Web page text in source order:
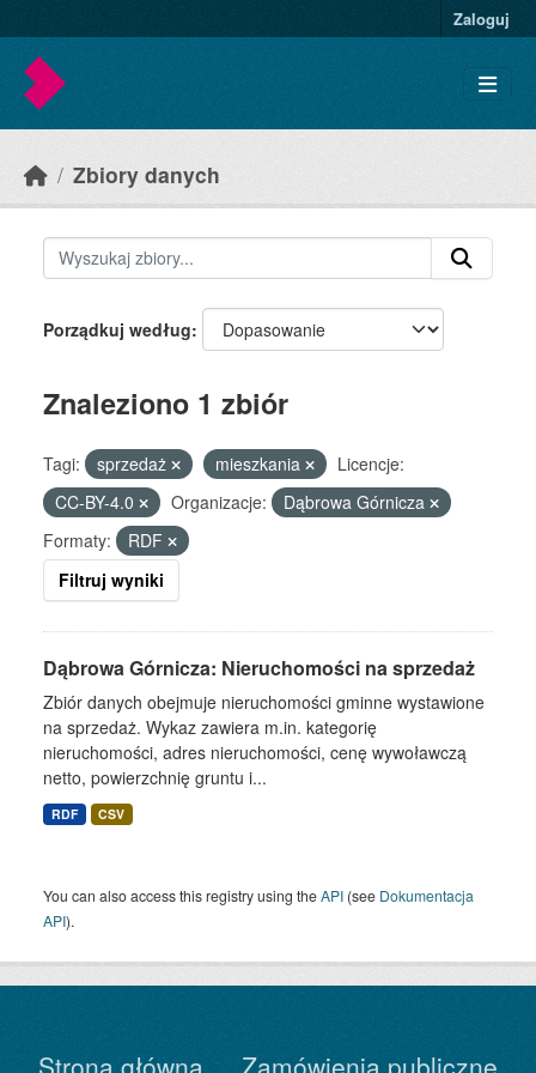
Zaloguj
Zbiory danych
Porządkuj według
Znaleziono 1 zbiór
Tagi: sprzedaż mieszkania
Licencje:
CC-BY-4.0
Organizacje:
Dąbrowa Górnicza
Formaty:
RDF
Filtruj wyniki
Dąbrowa Górnicza: Nieruchomości na sprzedaż
Zbiór danych obejmuje nieruchomości gminne wystawione
na sprzedaż. Wykaz zawiera m.in. kategorię
nieruchomości, adres nieruchomości, cenę wywoławczą
netto, powierzchnię gruntu i...
RDF CSV
You can also access this registry using theAPI (see Dokumentacja
API).
Strona główna Zamówienia publiczne